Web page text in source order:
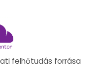
felhőtudás forrása